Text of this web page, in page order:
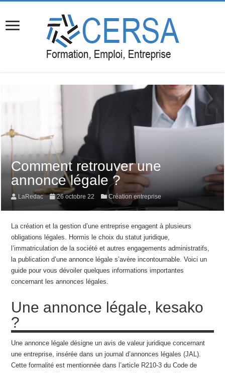
Comment retrouver une
annonce légale ?
LaRedac 26 octobre 22 Création entreprise
La création et la gestion d’une entreprise engagent à plusieurs
obligations légales. Hormis le choix du statut juridique,
l’immatriculation de la société et autres engagements administratifs,
la publication d’une annonce légale s’avère incontournable. Voici un
guide pour vous dévoiler quelques informations importantes
concernant les annonces légales.
Une annonce légale, kesako
?
Une annonce légale désigne un avis de valeur juridique concernant
une entreprise, insérée dans un journal d’annonces légales (JAL).
Cette formalité est mentionnée dans l’article R210-3 du Code de